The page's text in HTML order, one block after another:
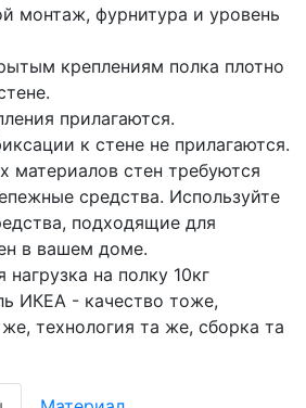
монтаж, фурнитура и уровень
креплениям полка плотно
прилагаются.
к стене не прилагаются.
материалов стен требуются
средства. Используйте
подходящие для
в вашем доме.
на полку 10кг
ИКЕА - качество тоже,
технология та же, сборка та